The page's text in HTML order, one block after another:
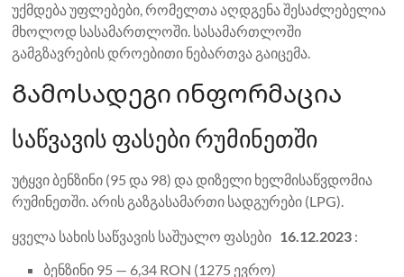
უქმდება უფლებები, რომელთა აღდგენა შესაძლებელია
მხოლოდ სასამართლოში. სასამართლოში
გამგზავრების დროებითი ნებართვა გაიცემა.
Გამოსადეგი ინფორმაცია
საწვავის ფასები რუმინეთში
უტყვი ბენზინი (95 და 98) და დიზელი ხელმისაწვდომია
რუმინეთში. არის გაზგასამართი სადგურები (LPG).
ყველა სახის საწვავის საშუალო ფასები 16.12.2023 :
ბენზინი 95 — 6,34 RON (1275 ევრო)